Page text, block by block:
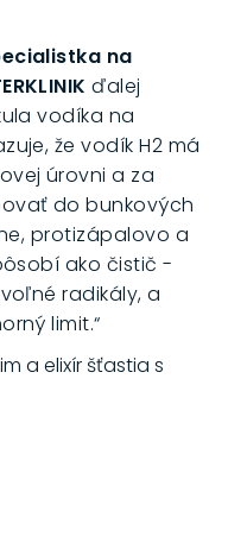
na
ďalej
vodíka na
že vodík H2 má
úrovni a za
do bunkových
protizápalovo a
ako čistič -
radikály, a
limit.“
a elixír šťastia s